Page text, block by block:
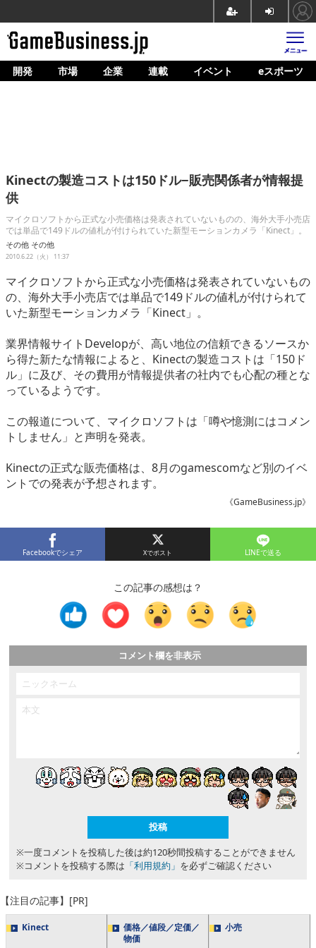
ホーム
企業動向
人材育成
産業政策
イベント/セミナー
開発 市場 企業 連載 イベント eスポーツ
Kinectの製造コストは150ドル−販売関係者が情報提
供
マイクロソフトから正式な小売価格は発表されていないものの、海外大手小売店
では単品で149ドルの値札が付けられていた新型モーションカメラ「Kinect」。
その他 その他
2010.6.22（火） 11:37
マイクロソフトから正式な小売価格は発表されていないもの
の、海外大手小売店では単品で149ドルの値札が付けられて
いた新型モーションカメラ「Kinect」。
業界情報サイトDevelopが、高い地位の信頼できるソースか
ら得た新たな情報によると、Kinectの製造コストは「150ド
ル」に及び、その費用が情報提供者の社内でも心配の種とな
っているようです。
この報道について、マイクロソフトは「噂や憶測にはコメン
トしません」と声明を発表。
Kinectの正式な販売価格は、8月のgamescomなど別のイベ
ントでの発表が予想されます。
《GameBusiness.jp》
Facebookでシェア LINEで送る
この記事の感想は？
コメント欄を非表示
※一度コメントを投稿した後は約120秒間投稿することができません
※コメントを投稿する際は 「利用規約」 を必ずご確認ください
【注目の記事】[PR]
Kinect
価格／値段／定価／
物価
小売